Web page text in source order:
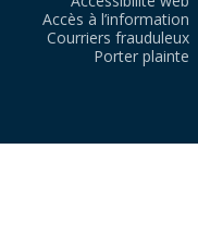
Accès à l’information
Courriers frauduleux
Porter plainte